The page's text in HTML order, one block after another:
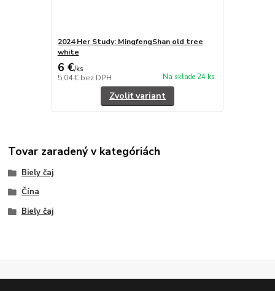
2024 Her Study: MingfengShan old tree
white
6 €/ks
5,04 € bez DPH Na sklade 24 ks
Zvoliť variant
Tovar zaradený v kategóriách
Biely čaj
Čína
Biely čaj